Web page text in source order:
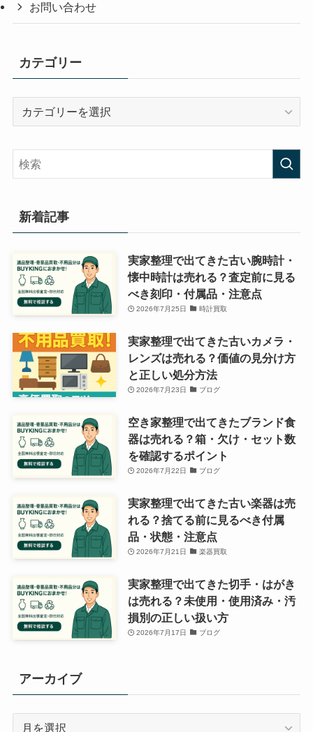
お問い合わせ
カテゴリー
リ
新着記事
実家整理で出てきた古い腕時計・
懐中時計は売れる？査定前に見る
べき刻印・付属品・注意点
2026年7月25日 時計買取
実家整理で出てきた古いカメラ・
レンズは売れる？価値の見分け方
と正しい処分方法
2026年7月23日 ブログ
空き家整理で出てきたブランド食
器は売れる？箱・欠け・セット数
を確認するポイント
2026年7月22日 ブログ
実家整理で出てきた古い楽器は売
れる？捨てる前に見るべき付属
品・状態・注意点
2026年7月21日 楽器買取
実家整理で出てきた切手・はがき
は売れる？未使用・使用済み・汚
損別の正しい扱い方
2026年7月17日 ブログ
アーカイブ